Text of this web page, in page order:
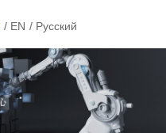
/ Русский
/ EN